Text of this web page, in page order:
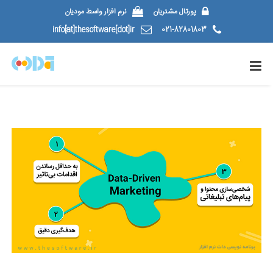
پورتال مشتریان
نرم افزار واسط مودیان
021-82801803
info[at]thesoftware[dot]ir